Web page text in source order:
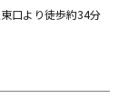
口より徒歩約34分